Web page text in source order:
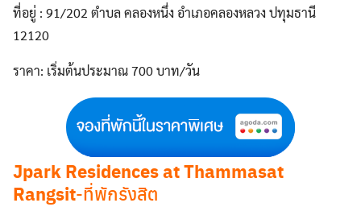
ที่อยู่ : 91/202 ตำบล คลองหนึ่ง อำเภอคลองหลวง ปทุมธานี
12120
ราคา: เริ่มต้นประมาณ 700 บาท/วัน
Jpark Residences at Thammasat
Rangsit-ที่พักรังสิต